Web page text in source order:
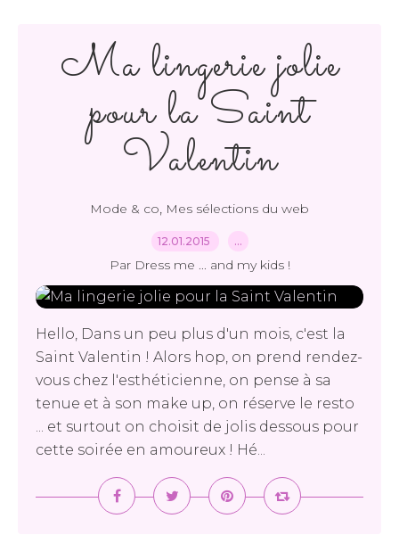
Ma lingerie jolie
pour la Saint
Valentin
Mode & co, Mes sélections du web
12.01.2015 …
Par Dress me ... and my kids !
Hello, Dans un peu plus d'un mois, c'est la
Saint Valentin ! Alors hop, on prend rendez-
vous chez l'esthéticienne, on pense à sa
tenue et à son make up, on réserve le resto
... et surtout on choisit de jolis dessous pour
cette soirée en amoureux ! Hé...